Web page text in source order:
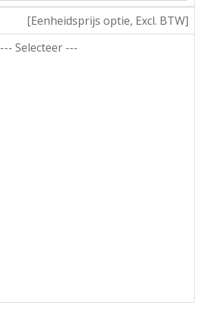
[Eenheidsprijs optie, Excl. BTW]
--- Selecteer ---